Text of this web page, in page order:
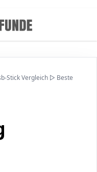
Stick Vergleich ▷ Beste